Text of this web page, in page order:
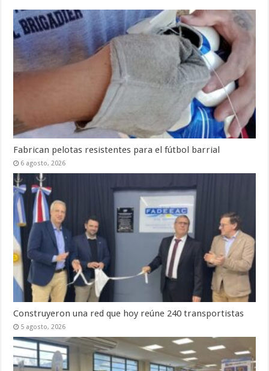
Fabrican pelotas resistentes para el fútbol barrial
6 agosto, 2026
Construyeron una red que hoy reúne 240 transportistas
5 agosto, 2026